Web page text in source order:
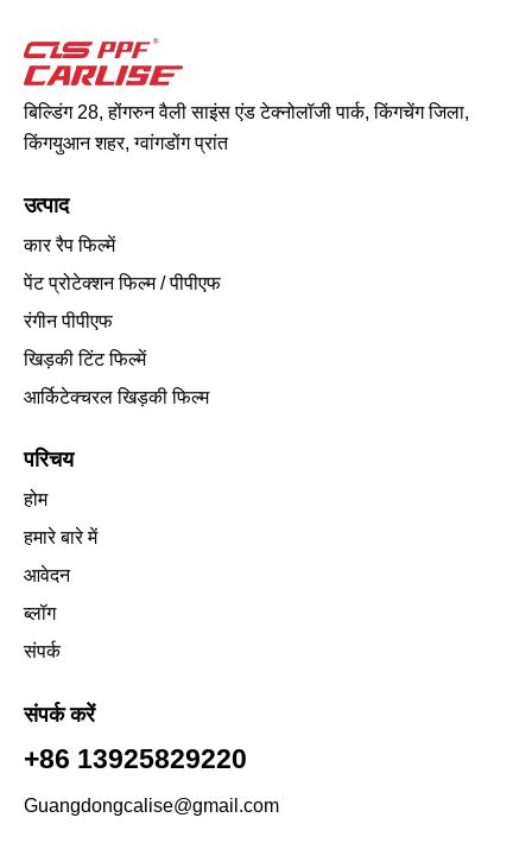
बिल्डिंग 28, होंगरुन वैली साइंस एंड टेक्नोलॉजी पार्क, किंगचेंग जिला,
किंगयुआन शहर, ग्वांगडोंग प्रांत
उत्पाद
कार रैप फिल्में
पेंट प्रोटेक्शन फिल्म / पीपीएफ
रंगीन पीपीएफ
खिड़की टिंट फिल्में
आर्किटेक्चरल खिड़की फिल्म
परिचय
होम
हमारे बारे में
आवेदन
ब्लॉग
संपर्क
संपर्क करें
+86 13925829220
Guangdongcalise@gmail.com